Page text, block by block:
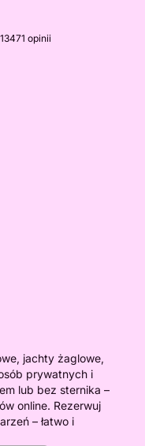
opinii
jachty żaglowe,
prywatnych i
lub bez sternika –
online. Rezerwuj
– łatwo i